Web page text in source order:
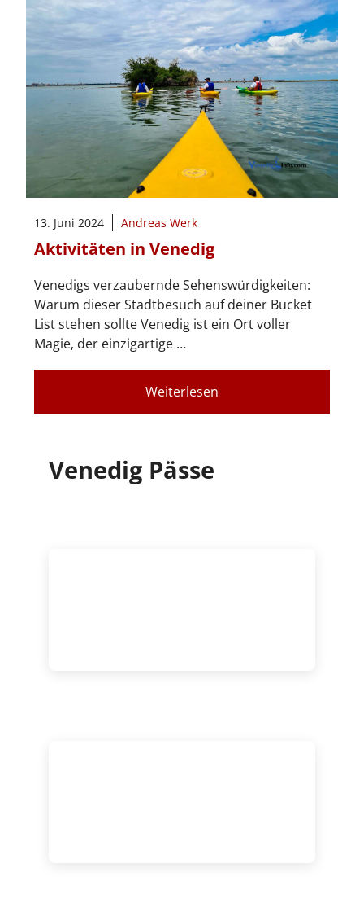
13. Juni 2024 Andreas Werk
Aktivitäten in Venedig
Venedigs verzaubernde Sehenswürdigkeiten:
Warum dieser Stadtbesuch auf deiner Bucket
List stehen sollte Venedig ist ein Ort voller
Magie, der einzigartige …
Weiterlesen
Venedig Pässe